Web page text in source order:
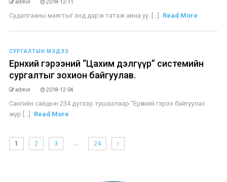
admin 2018-12-11
Судалгааны маягтыг энд дарж татаж авна уу. [...] Read More
СУРГАЛТЫН МЭДЭЭ
Ерөнхий гэрээний “Цахим дэлгүүр” системийн
сургалтыг зохион байгуулав.
admin 2018-12-04
Сангийн сайдын 234 дүгээр тушаалаар “Ерөнхий гэрээ байгуулах
жур [...]
Read More
1 2 3 … 24